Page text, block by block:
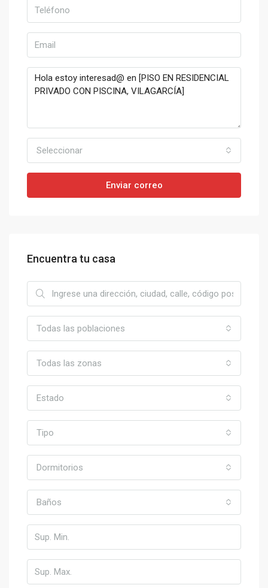
Seleccionar
Enviar correo
Encuentra tu casa
Todas las poblaciones
Todas las zonas
Estado
Tipo
Dormitorios
Baños